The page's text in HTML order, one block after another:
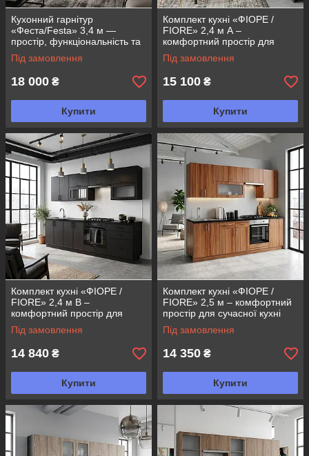
Кухонний гарнітур
«Феста/Festa» 3,4 м —
простір, функціональність та
сучасний комфорт
Під замовлення
18 000 ₴
Купити
Комплект кухні «ФІОРЕ /
FIORE» 2,4 м А –
комфортний простір для
сучасної кухні
Під замовлення
15 100 ₴
Купити
Комплект кухні «ФІОРЕ /
FIORE» 2,4 м В –
комфортний простір для
сучасної кухні
Під замовлення
14 840 ₴
Купити
Комплект кухні «ФІОРЕ /
FIORE» 2,5 м – комфортний
простір для сучасної кухні
Під замовлення
14 350 ₴
Купити